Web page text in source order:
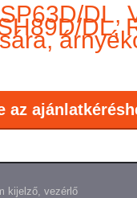
DL,
DL,
az
kijelző, vezérlő